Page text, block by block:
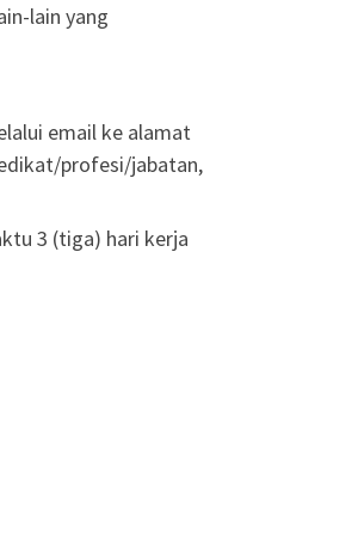
lain yang
email ke alamat
profesi/jabatan,
3 (tiga) hari kerja